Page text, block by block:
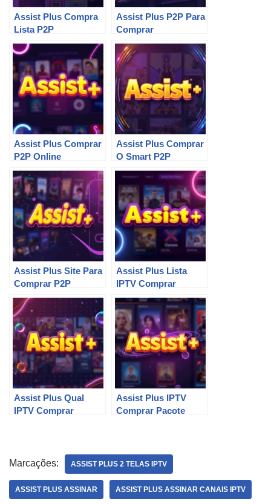
Assist Plus Compra
Lista P2P
Assist Plus P2P Para
Comprar
Assist Plus Comprar
P2P Online
Assist Plus Comprar
O Smart P2P
Assist Plus Site Para
Comprar P2P
Assist Plus Lista
IPTV Comprar
Assist Plus Qual
IPTV Comprar
Assist Plus IPTV
Comprar Pacote
Marcações: ASSIST PLUS 2 TELAS IPTV
ASSIST PLUS ASSINAR ASSIST PLUS ASSINAR CANAIS IPTV